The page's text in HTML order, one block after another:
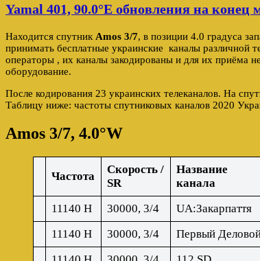
Yamal 401, 90.0°E обновления на конец
Находится спутник Amos 3/7, в позиции 4.0 градуса
принимать бесплатные украинские каналы различной
операторы , их каналы закодированы и для их приёма
оборудование.
После кодирования 23 украинских телеканалов. На
Таблицу ниже: частоты спутниковых каналов 2020
Amos 3/7, 4.0°W
Частота
Скорость /
SR
Название
канала
11140 H 30000, 3/4 UA:Закарпаття
11140 H
30000, 3/4 Первый